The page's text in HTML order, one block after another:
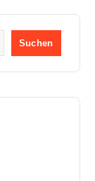
Suchen